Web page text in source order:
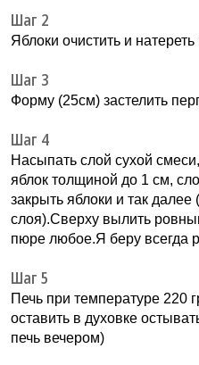
Шаг 2
Яблоки очистить и
Шаг 3
Форму (25см) застелить
Шаг 4
Насыпать слой сухой
яблок толщиной до 1 см,
закрыть яблоки и так
слоя).Сверху вылить
пюре любое.Я беру всегда
Шаг 5
Печь при температуре 220
оставить в духовке
печь вечером)